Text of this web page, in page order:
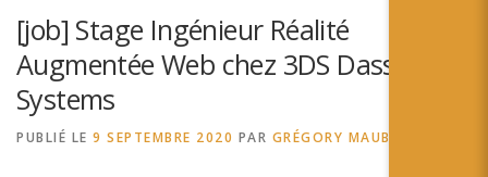
SERVICES RA’PRO ACTUALITÉ DE LA RA
CONTACTS
[job] Stage Ingénieur Réalité
Augmentée Web chez 3DS Dassault
Systems
PUBLIÉ LE 9 SEPTEMBRE 2020 PAR GRÉGORY MAUBON